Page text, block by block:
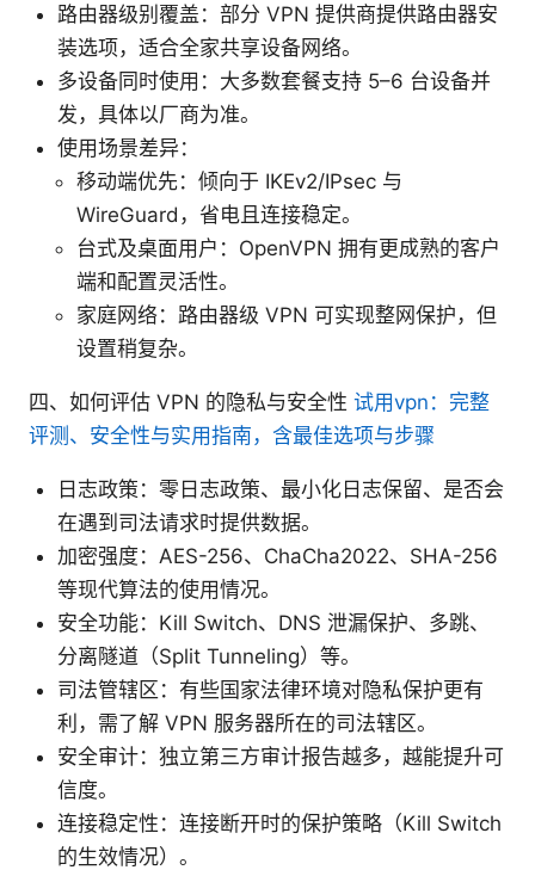
路由器级别覆盖：部分 VPN 提供商提供路由器安
装选项，适合全家共享设备网络。
多设备同时使用：大多数套餐支持 5–6 台设备并
发，具体以厂商为准。
使用场景差异：
移动端优先：倾向于 IKEv2/IPsec 与
WireGuard，省电且连接稳定。
台式及桌面用户：OpenVPN 拥有更成熟的客户
端和配置灵活性。
家庭网络：路由器级 VPN 可实现整网保护，但
设置稍复杂。
四、如何评估 VPN 的隐私与安全性 试用vpn：完整
评测、安全性与实用指南，含最佳选项与步骤
日志政策：零日志政策、最小化日志保留、是否会
在遇到司法请求时提供数据。
加密强度：AES-256、ChaCha2022、SHA-256
等现代算法的使用情况。
安全功能：Kill Switch、DNS 泄漏保护、多跳、
分离隧道（Split Tunneling）等。
司法管辖区：有些国家法律环境对隐私保护更有
利，需了解 VPN 服务器所在的司法辖区。
安全审计：独立第三方审计报告越多，越能提升可
信度。
连接稳定性：连接断开时的保护策略（Kill Switch
的生效情况）。